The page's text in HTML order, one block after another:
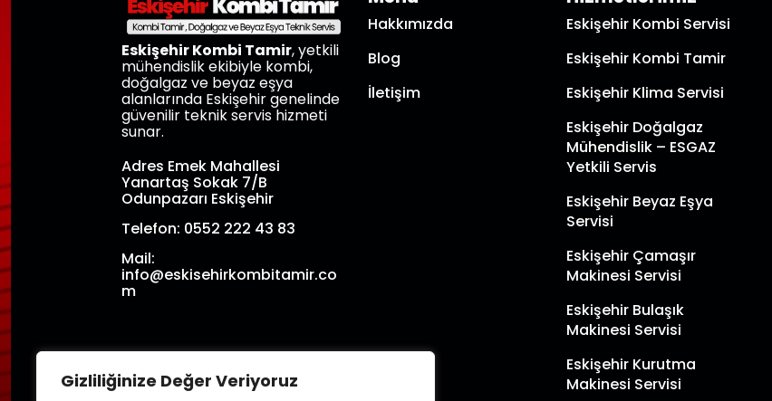
Gizliliğinize Değer Veriyoruz
Eskişehir Kombi Tamir, yetkili
mühendislik ekibiyle kombi,
doğalgaz ve beyaz eşya
alanlarında Eskişehir genelinde
güvenilir teknik servis hizmeti
sunar.
Adres Emek Mahallesi
Yanartaş Sokak 7/B
Odunpazarı Eskişehir
Telefon: 0552 222 43 83
Mail:
info@eskisehirkombitamir.co
m
Hakkımızda
Blog
İletişim
Eskişehir Kombi Servisi
Eskişehir Kombi Tamir
Eskişehir Klima Servisi
Eskişehir Doğalgaz
Mühendislik – ESGAZ
Yetkili Servis
Eskişehir Beyaz Eşya
Servisi
Eskişehir Çamaşır
Makinesi Servisi
Eskişehir Bulaşık
Makinesi Servisi
Eskişehir Kurutma
Makinesi Servisi